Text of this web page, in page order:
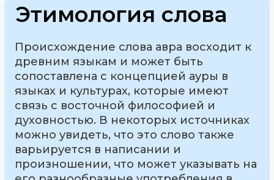
Этимология слова
Происхождение слова авра восходит к
древним языкам и может быть
сопоставлена с концепцией ауры в
языках и культурах, которые имеют
связь с восточной философией и
духовностью. В некоторых источниках
можно увидеть, что это слово также
варьируется в написании и
произношении, что может указывать на